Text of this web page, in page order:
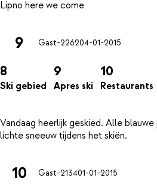
9 Gast-226204-01-2015
8
Ski gebied
9
Apres ski
10
Restaurants
Vandaag heerlijk geskied. Alle
10 Gast-213401-01-2015